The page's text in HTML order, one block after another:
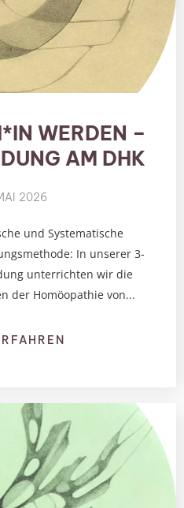
WERDEN –
AM DHK
2026
und Systematische
In unserer 3-
unterrichten wir die
der Homöopathie von...